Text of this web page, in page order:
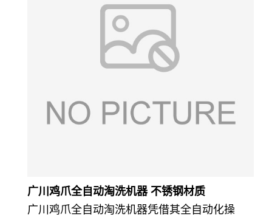
广川鸡爪全自动淘洗机器 不锈钢材质
广川鸡爪全自动淘洗机器凭借其全自动化操